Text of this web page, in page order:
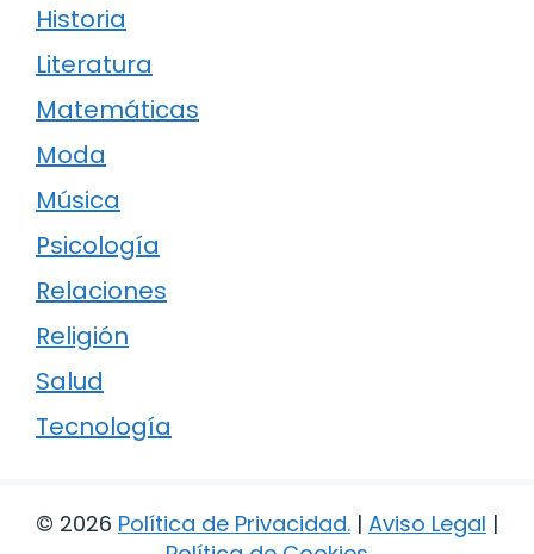
Historia
Literatura
Matemáticas
Moda
Música
Psicología
Relaciones
Religión
Salud
Tecnología
© 2026 Política de Privacidad. | Aviso Legal |